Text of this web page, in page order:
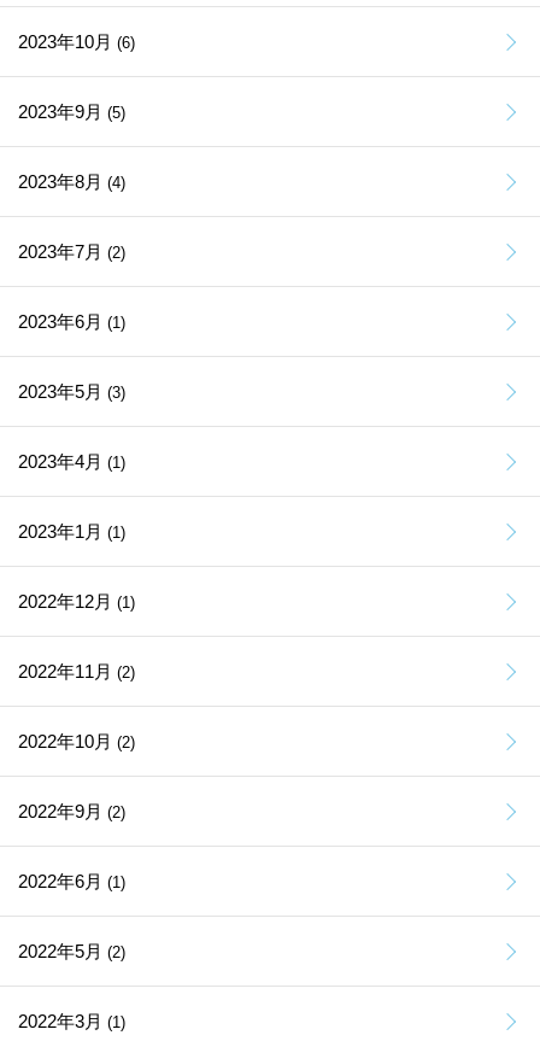
2023年10月 (6)
2023年9月 (5)
2023年8月 (4)
2023年7月 (2)
2023年6月 (1)
2023年5月 (3)
2023年4月 (1)
2023年1月 (1)
2022年12月 (1)
2022年11月 (2)
2022年10月 (2)
2022年9月 (2)
2022年6月 (1)
2022年5月 (2)
2022年3月 (1)